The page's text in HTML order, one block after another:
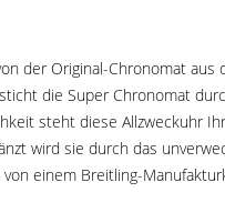
der Original-Chronomat
die Super Chronomat
steht diese Allzweckuhr
wird sie durch das
einem Breitling-